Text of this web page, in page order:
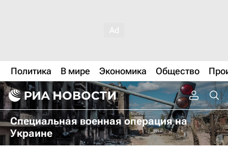
Политика В мире Экономика Общество
Специальная военная операция на
Украине